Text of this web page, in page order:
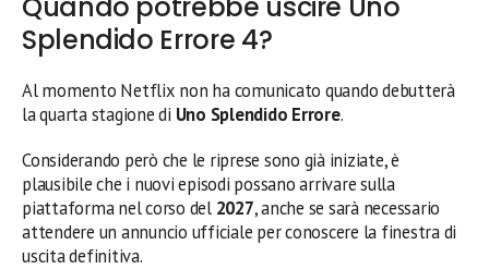
Splendido Errore 4?
Al momento Netflix non ha comunicato quando debutterà
la quarta stagione di Uno Splendido Errore.
Considerando però che le riprese sono già iniziate, è
plausibile che i nuovi episodi possano arrivare sulla
piattaforma nel corso del 2027, anche se sarà necessario
attendere un annuncio ufficiale per conoscere la finestra di
uscita definitiva.